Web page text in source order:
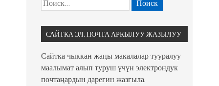
САЙТКА ЭЛ. ПОЧТА АРКЫЛУУ ЖАЗЫЛУУ
Сайтка чыккан жаңы макалалар тууралуу
маалымат алып туруш үчүн электрондук
почтаңардын дарегин жазгыла.